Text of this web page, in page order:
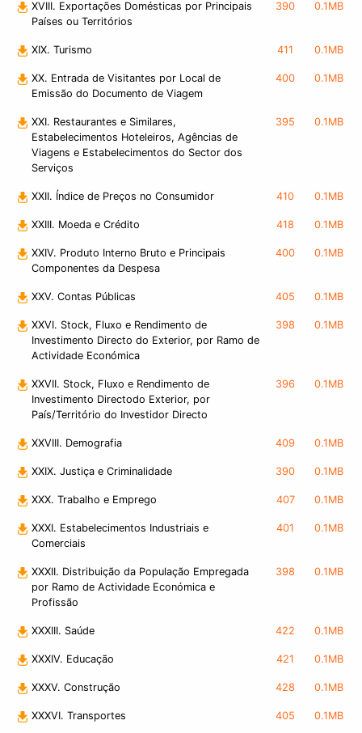
XVIII. Exportações Domésticas por Principais
Países ou Territórios
390 0.1MB
XIX. Turismo 411 0.1MB
XX. Entrada de Visitantes por Local de
Emissão do Documento de Viagem
400 0.1MB
XXI. Restaurantes e Similares,
Estabelecimentos Hoteleiros, Agências de
Viagens e Estabelecimentos do Sector dos
Serviços
395 0.1MB
XXII. Índice de Preços no Consumidor 410 0.1MB
XXIII. Moeda e Crédito 418 0.1MB
XXIV. Produto Interno Bruto e Principais
Componentes da Despesa
400 0.1MB
XXV. Contas Públicas 405 0.1MB
XXVI. Stock, Fluxo e Rendimento de
Investimento Directo do Exterior, por Ramo de
Actividade Económica
398 0.1MB
XXVII. Stock, Fluxo e Rendimento de
Investimento Directodo Exterior, por
País/Território do Investidor Directo
396 0.1MB
XXVIII. Demografia 409 0.1MB
XXIX. Justiça e Criminalidade 390 0.1MB
XXX. Trabalho e Emprego 407 0.1MB
XXXI. Estabelecimentos Industriais e
Comerciais
401 0.1MB
XXXII. Distribuição da População Empregada
por Ramo de Actividade Económica e
Profissão
398 0.1MB
XXXIII. Saúde 422 0.1MB
XXXIV. Educação 421 0.1MB
XXXV. Construção 428 0.1MB
XXXVI. Transportes 405 0.1MB